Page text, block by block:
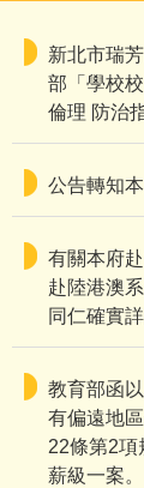
『酒駕零容忍
交通部關心您
《小心瓦斯》
時序入秋入
一旦使用裝置
即有一氧化碳
請全校親師生
《友善校園》
1.「友善校園
「拒絕霸凌
新北市瑞
部「學校
倫理 防治
公告轉知
有關本府
赴陸港澳
同仁確實
教育部函
有偏遠地
22條第2項
薪級一案。